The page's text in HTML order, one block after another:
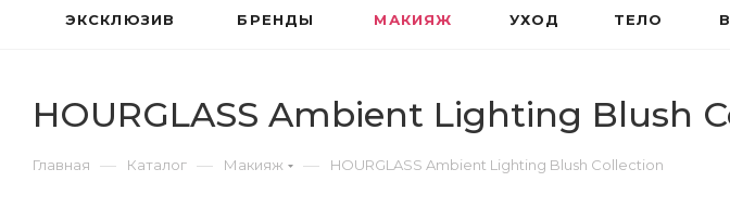
ЭКСКЛЮЗИВ БРЕНДЫ МАКИЯЖ УХОД ТЕЛО
HOURGLASS Ambient Lighting Blush
Главная — Каталог — Макияж — HOURGLASS Ambient Lighting Blush Collection